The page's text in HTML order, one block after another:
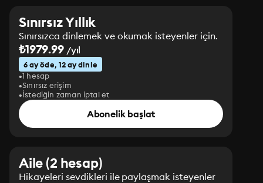
Sınırsız Yıllık
Sınırsızca dinlemek ve okumak isteyenler için.
₺1979.99/yıl
6 ay öde, 12 ay dinle
1 hesap
Sınırsız erişim
İstediğin zaman iptal et
Abonelik başlat
Aile (2 hesap)
Hikayeleri sevdikleri ile paylaşmak isteyenler